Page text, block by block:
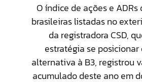
O índice de ações e
brasileiras listadas no
da registradora CSD,
estratégia se posicionar
alternativa à B3, registrou
acumulado deste ano em